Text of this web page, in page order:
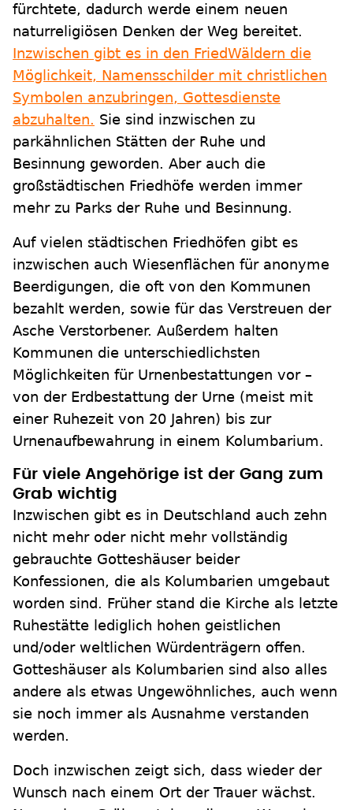
fürchtete, dadurch werde einem neuen
naturreligiösen Denken der Weg bereitet.
Inzwischen gibt es in den FriedWäldern die
Möglichkeit, Namensschilder mit christlichen
Symbolen anzubringen, Gottesdienste
abzuhalten. Sie sind inzwischen zu
parkähnlichen Stätten der Ruhe und
Besinnung geworden. Aber auch die
großstädtischen Friedhöfe werden immer
mehr zu Parks der Ruhe und Besinnung.
Auf vielen städtischen Friedhöfen gibt es
inzwischen auch Wiesenflächen für anonyme
Beerdigungen, die oft von den Kommunen
bezahlt werden, sowie für das Verstreuen der
Asche Verstorbener. Außerdem halten
Kommunen die unterschiedlichsten
Möglichkeiten für Urnenbestattungen vor –
von der Erdbestattung der Urne (meist mit
einer Ruhezeit von 20 Jahren) bis zur
Urnenaufbewahrung in einem Kolumbarium.
Für viele Angehörige ist der Gang zum
Grab wichtig
Inzwischen gibt es in Deutschland auch zehn
nicht mehr oder nicht mehr vollständig
gebrauchte Gotteshäuser beider
Konfessionen, die als Kolumbarien umgebaut
worden sind. Früher stand die Kirche als letzte
Ruhestätte lediglich hohen geistlichen
und/oder weltlichen Würdenträgern offen.
Gotteshäuser als Kolumbarien sind also alles
andere als etwas Ungewöhnliches, auch wenn
sie noch immer als Ausnahme verstanden
werden.
Doch inzwischen zeigt sich, dass wieder der
Wunsch nach einem Ort der Trauer wächst.